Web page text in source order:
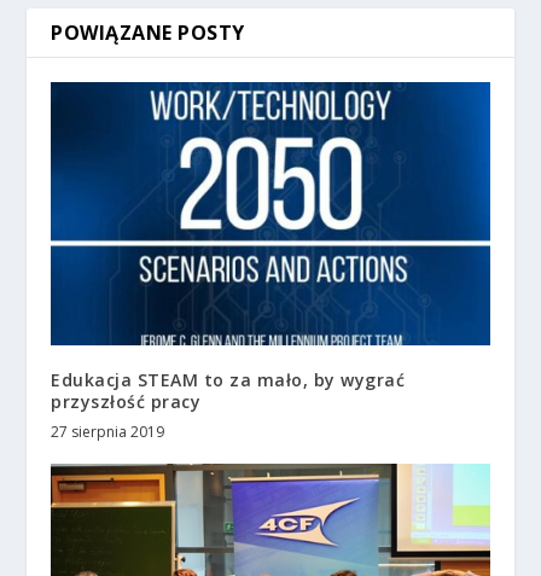
POWIĄZANE POSTY
Edukacja STEAM to za mało, by wygrać
przyszłość pracy
27 sierpnia 2019